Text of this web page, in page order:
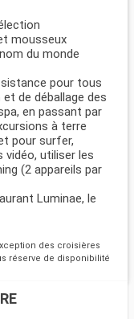
mousseux
du monde
pour tous
de déballage des
en passant par
à terre
pour surfer,
vidéo, utiliser les
(2 appareils par
Luminae, le
des croisières
réserve de disponibilité